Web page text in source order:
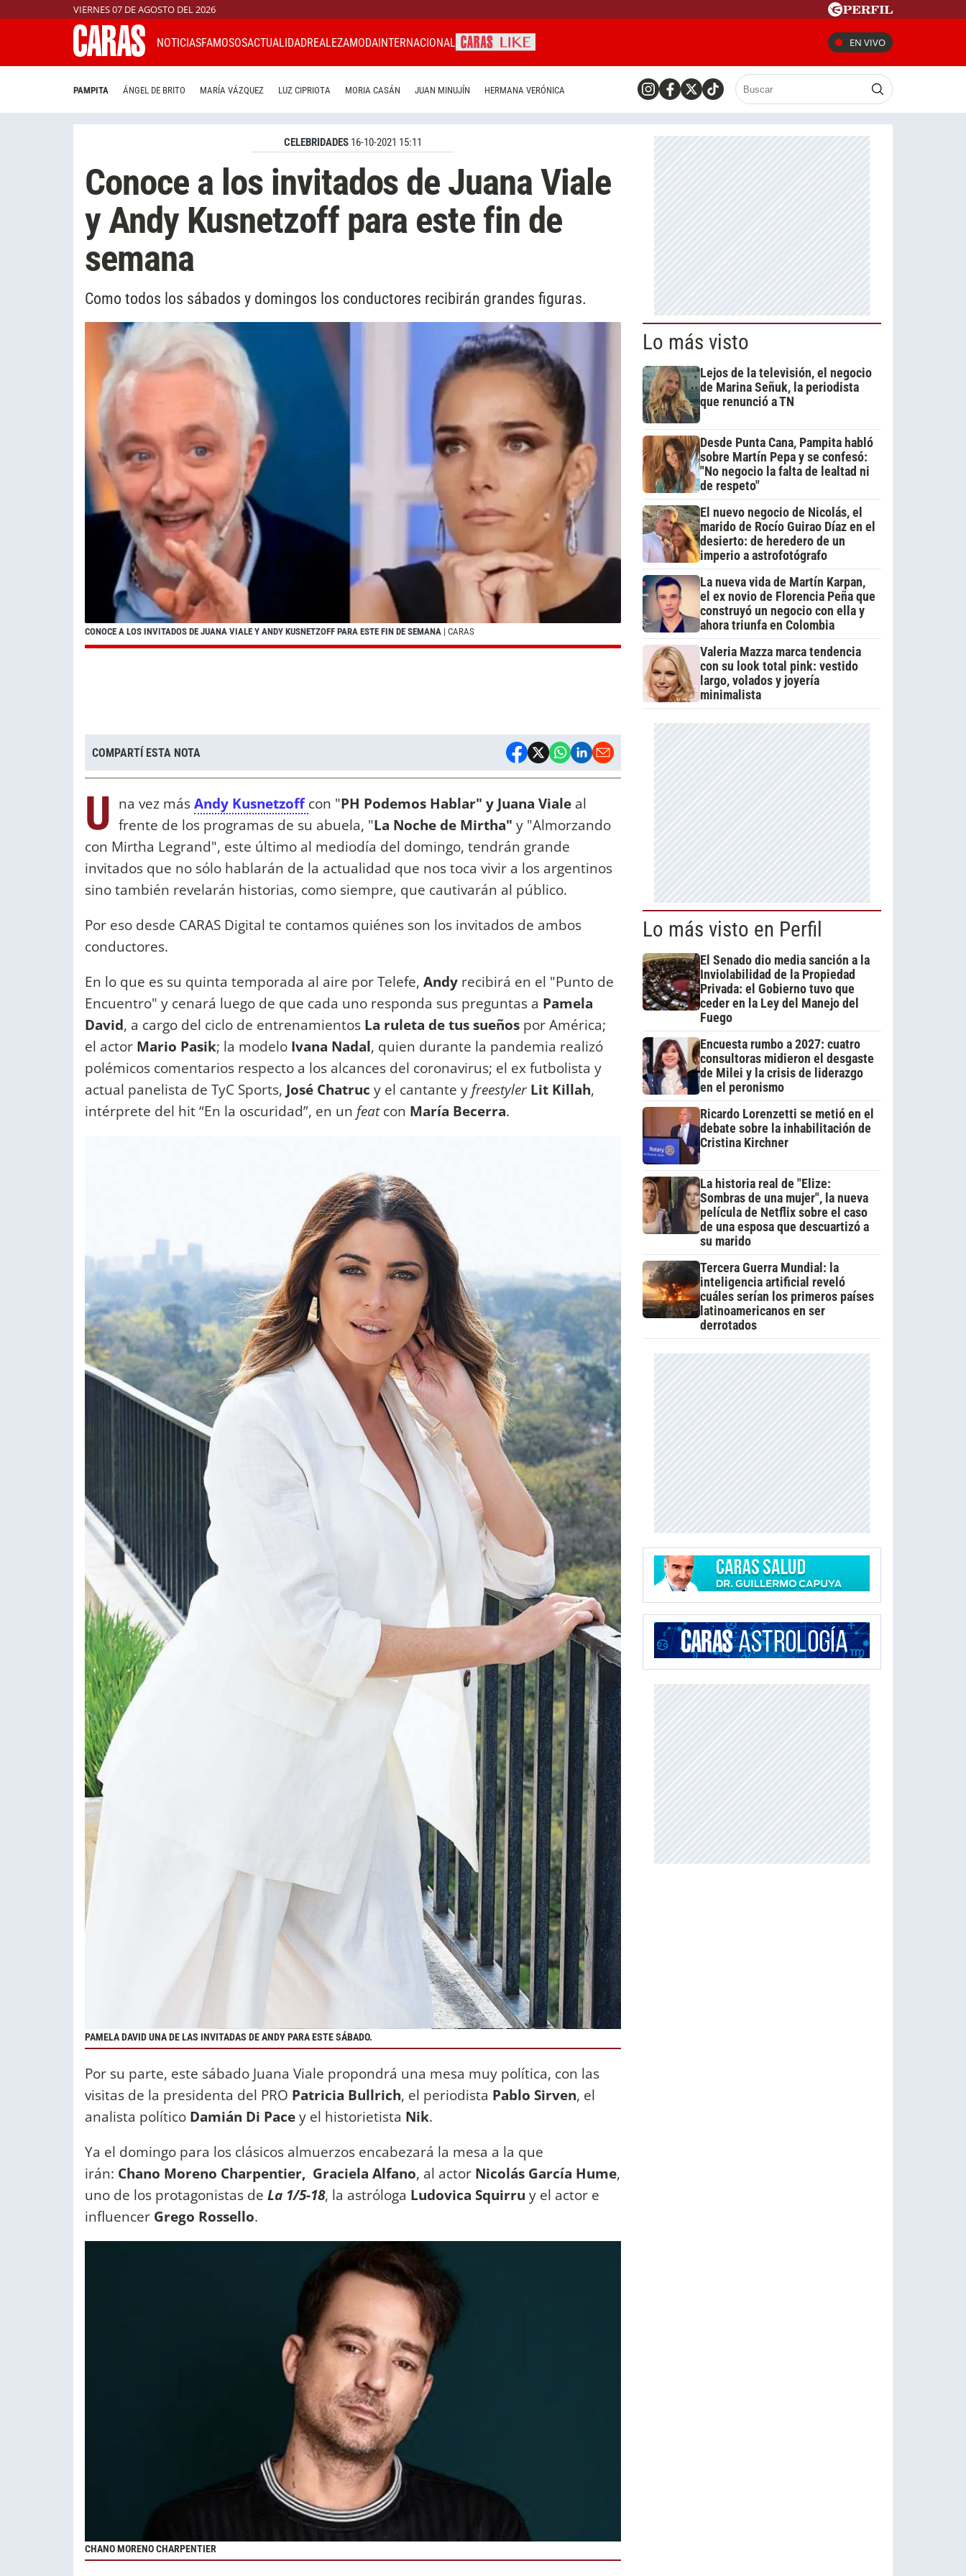
VIERNES 07 DE AGOSTO DEL 2026
NOTICIASFAMOSOSACTUALIDADREALEZAMODAINTERNACIONAL EN VIVO
PAMPITA ÁNGEL DE BRITO MARÍA VÁZQUEZ LUZ CIPRIOTA MORIA CASÁN JUAN MINUJÍN HERMANA VERÓNICA
CELEBRIDADES 16-10-2021 15:11
Conoce a los invitados de Juana Viale
y Andy Kusnetzoff para este fin de
semana
Como todos los sábados y domingos los conductores recibirán grandes figuras.
CONOCE A LOS INVITADOS DE JUANA VIALE Y ANDY KUSNETZOFF PARA ESTE FIN DE SEMANA | CARAS
COMPARTÍ ESTA NOTA
U na vez másAndy Kusnetzoffcon "PH Podemos Hablar" y Juana Viale al
frente de los programas de su abuela, "La Noche de Mirtha" y "Almorzando
con Mirtha Legrand", este último al mediodía del domingo, tendrán grande
invitados que no sólo hablarán de la actualidad que nos toca vivir a los argentinos
sino también revelarán historias, como siempre, que cautivarán al público.
Por eso desde CARAS Digital te contamos quiénes son los invitados de ambos
conductores.
En lo que es su quinta temporada al aire por Telefe, Andy recibirá en el "Punto de
Encuentro" y cenará luego de que cada uno responda sus preguntas a Pamela
David, a cargo del ciclo de entrenamientos La ruleta de tus sueños por América;
el actor Mario Pasik; la modelo Ivana Nadal, quien durante la pandemia realizó
polémicos comentarios respecto a los alcances del coronavirus; el ex futbolista y
actual panelista de TyC Sports, José Chatruc y el cantante yfreestyler Lit Killah,
intérprete del hit “En la oscuridad”, en un featcon María Becerra.
PAMELA DAVID UNA DE LAS INVITADAS DE ANDY PARA ESTE SÁBADO.
Por su parte, este sábado Juana Viale propondrá una mesa muy política, con las
visitas de la presidenta del PRO Patricia Bullrich, el periodista Pablo Sirven, el
analista político Damián Di Pacey el historietista Nik.
Ya el domingo para los clásicos almuerzos encabezará la mesa a la que
irán: Chano Moreno Charpentier, Graciela Alfano, al actor Nicolás García Hume,
uno de los protagonistas de La 1/5-18, la astróloga Ludovica Squirru y el actor e
influencer Grego Rossello.
CHANO MORENO CHARPENTIER
Lo más visto
Lejos de la televisión, el negocio
de Marina Señuk, la periodista
que renunció a TN
Desde Punta Cana, Pampita habló
sobre Martín Pepa y se confesó:
"No negocio la falta de lealtad ni
de respeto"
El nuevo negocio de Nicolás, el
marido de Rocío Guirao Díaz en el
desierto: de heredero de un
imperio a astrofotógrafo
La nueva vida de Martín Karpan,
el ex novio de Florencia Peña que
construyó un negocio con ella y
ahora triunfa en Colombia
Valeria Mazza marca tendencia
con su look total pink: vestido
largo, volados y joyería
minimalista
Lo más visto en Perfil
El Senado dio media sanción a la
Inviolabilidad de la Propiedad
Privada: el Gobierno tuvo que
ceder en la Ley del Manejo del
Fuego
Encuesta rumbo a 2027: cuatro
consultoras midieron el desgaste
de Milei y la crisis de liderazgo
en el peronismo
Ricardo Lorenzetti se metió en el
debate sobre la inhabilitación de
Cristina Kirchner
La historia real de "Elize:
Sombras de una mujer", la nueva
película de Netflix sobre el caso
de una esposa que descuartizó a
su marido
Tercera Guerra Mundial: la
inteligencia artificial reveló
cuáles serían los primeros países
latinoamericanos en ser
derrotados